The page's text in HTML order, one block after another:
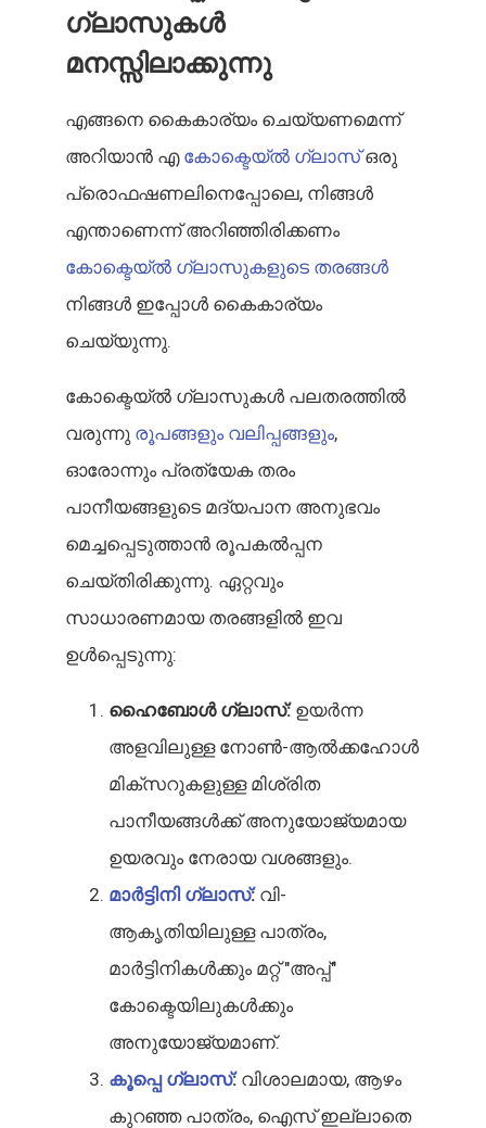
ഗ്ലാസുകൾ
മനസ്സിലാക്കുന്നു
എങ്ങനെ കൈകാര്യം ചെയ്യണമെന്ന്
അറിയാൻ എ കോക്ടെയ്ൽ ഗ്ലാസ്ഒരു
പ്രൊഫഷണലിനെപ്പോലെ, നിങ്ങൾ
എന്താണെന്ന് അറിഞ്ഞിരിക്കണം
കോക്ടെയ്ൽ ഗ്ലാസുകളുടെ തരങ്ങൾ
നിങ്ങൾ ഇപ്പോൾ കൈകാര്യം
ചെയ്യുന്നു.
കോക്ടെയ്ൽ ഗ്ലാസുകൾ പലതരത്തിൽ
വരുന്നു രൂപങ്ങളും വലിപ്പങ്ങളും,
ഓരോന്നും പ്രത്യേക തരം
പാനീയങ്ങളുടെ മദ്യപാന അനുഭവം
മെച്ചപ്പെടുത്താൻ രൂപകൽപ്പന
ചെയ്‌തിരിക്കുന്നു. ഏറ്റവും
സാധാരണമായ തരങ്ങളിൽ ഇവ
ഉൾപ്പെടുന്നു:
ഹൈബോൾ ഗ്ലാസ്:ഉയർന്ന
അളവിലുള്ള നോൺ-ആൽക്കഹോൾ
മിക്സറുകളുള്ള മിശ്രിത
പാനീയങ്ങൾക്ക് അനുയോജ്യമായ
ഉയരവും നേരായ വശങ്ങളും.
മാർട്ടിനി ഗ്ലാസ്:വി-
ആകൃതിയിലുള്ള പാത്രം,
മാർട്ടിനികൾക്കും മറ്റ് "അപ്പ്"
കോക്ടെയിലുകൾക്കും
അനുയോജ്യമാണ്.
കൂപ്പെ ഗ്ലാസ്:വിശാലമായ, ആഴം
കുറഞ്ഞ പാത്രം, ഐസ് ഇല്ലാതെ